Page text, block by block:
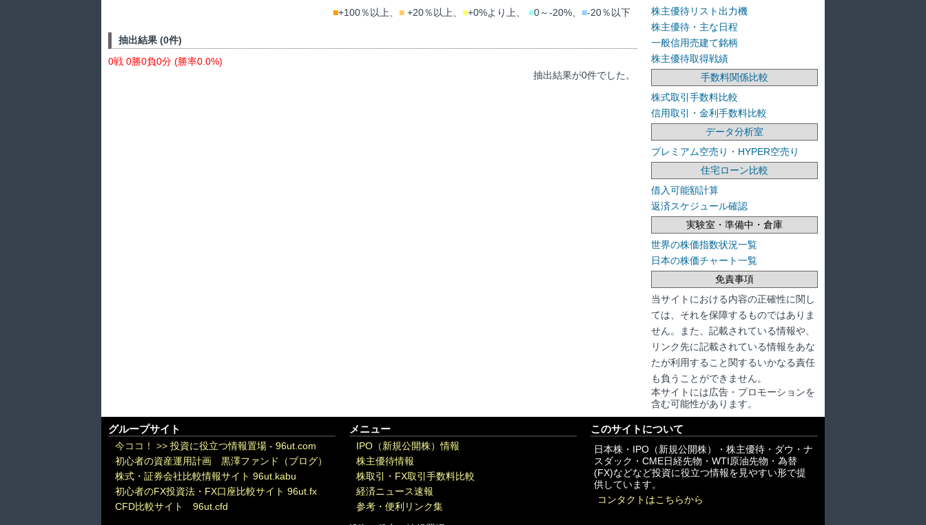
■+100％以上、 ■+20％以上、 ■+0%より上、 ■0～-20%、 ■-20％以下
抽出結果 (0件)
0戦 0勝0負0分 (勝率0.0%)
抽出結果が0件でした。
株主優待リスト出力機
株主優待・主な日程
一般信用売建て銘柄
株主優待取得戦績
手数料関係比較
株式取引手数料比較
信用取引・金利手数料比較
データ分析室
プレミアム空売り・HYPER空売り
住宅ローン比較
借入可能額計算
返済スケジュール確認
実験室・準備中・倉庫
世界の株価指数状況一覧
日本の株価チャート一覧
免責事項
当サイトにおける内容の正確性に関し
ては、それを保障するものではありま
せん。また、記載されている情報や、
リンク先に記載されている情報をあな
たが利用すること関するいかなる責任
も負うことができません。
本サイトには広告・プロモーションを
含む可能性があります。
グループサイト
今ココ！ >> 投資に役立つ情報置場 - 96ut.com
初心者の資産運用計画 黒澤ファンド（ブログ）
株式・証券会社比較情報サイト 96ut.kabu
初心者のFX投資法・FX口座比較サイト 96ut.fx
CFD比較サイト 96ut.cfd
メニュー
IPO（新規公開株）情報
株主優待情報
株取引・FX取引手数料比較
経済ニュース速報
参考・便利リンク集
このサイトについて
日本株・IPO（新規公開株）・株主優待・ダウ・ナ
スダック・CME日経先物・WTI原油先物・為替
(FX)などなど投資に役立つ情報を見やすい形で提
供しています。
コンタクトはこちらから